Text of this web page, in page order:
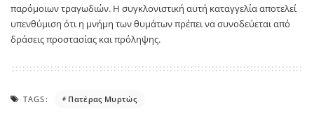
παρόμοιων τραγωδιών. Η συγκλονιστική αυτή καταγγελία αποτελεί
υπενθύμιση ότι η μνήμη των θυμάτων πρέπει να συνοδεύεται από
δράσεις προστασίας και πρόληψης.
TAGS: Πατέρας Μυρτώς